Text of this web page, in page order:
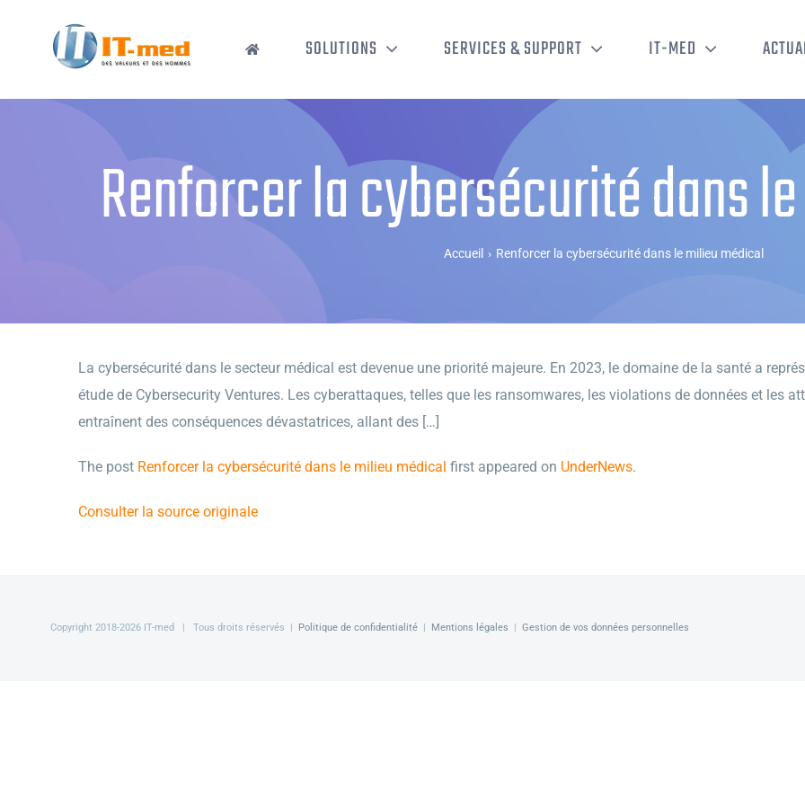
SOLUTIONS SERVICES & SUPPORT IT-MED
Renforcer la cybersécurité dans
Accueil › Renforcer la cybersécurité dans le milieu médical
La cybersécurité dans le secteur médical est devenue une priorité majeure. En 2023, le domaine de la santé a
étude de Cybersecurity Ventures. Les cyberattaques, telles que les ransomwares, les violations de données et les
entraînent des conséquences dévastatrices, allant des […]
The post Renforcer la cybersécurité dans le milieu médical first appeared on UnderNews.
Consulter la source originale
Copyright 2018-2026 IT-med | Tous droits réservés | Politique de confidentialité| Mentions légales | Gestion de vos données personnelles